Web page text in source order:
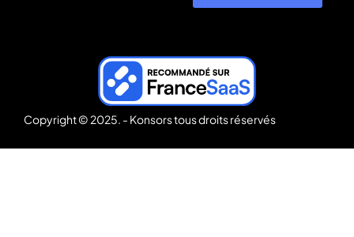
Copyright © 2025. - Konsors tous droits réservés